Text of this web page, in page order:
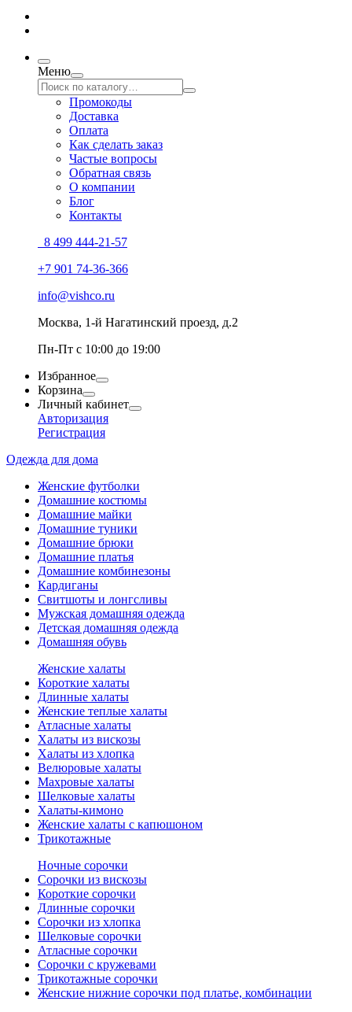
Меню
Промокоды
Доставка
Оплата
Как сделать заказ
Частые вопросы
Обратная связь
О компании
Блог
Контакты
8 499 444-21-57
+7 901 74-36-366
info@vishco.ru
Москва, 1-й Нагатинский проезд, д.2
Пн-Пт с 10:00 до 19:00
Избранное
Корзина
Личный кабинет
Авторизация
Регистрация
Одежда для дома
Женские футболки
Домашние костюмы
Домашние майки
Домашние туники
Домашние брюки
Домашние платья
Домашние комбинезоны
Кардиганы
Свитшоты и лонгсливы
Мужская домашняя одежда
Детская домашняя одежда
Домашняя обувь
Женские халаты
Короткие халаты
Длинные халаты
Женские теплые халаты
Атласные халаты
Халаты из вискозы
Халаты из хлопка
Велюровые халаты
Махровые халаты
Шелковые халаты
Халаты-кимоно
Женские халаты с капюшоном
Трикотажные
Ночные сорочки
Сорочки из вискозы
Короткие сорочки
Длинные сорочки
Сорочки из хлопка
Шелковые сорочки
Атласные сорочки
Сорочки с кружевами
Трикотажные сорочки
Женские нижние сорочки под платье, комбинации